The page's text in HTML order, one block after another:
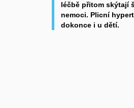
léčbě přitom skýtají
nemoci. Plicní
dokonce i u dětí.